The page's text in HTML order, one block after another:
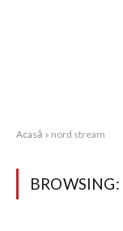
Acasă » nord stream
BROWSING: